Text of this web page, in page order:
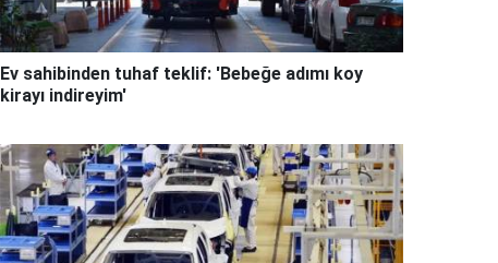
Ev sahibinden tuhaf teklif: 'Bebeğe adımı koy
kirayı indireyim'